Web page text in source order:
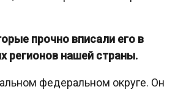
прочно вписали его в
регионов нашей страны.
федеральном округе. Он